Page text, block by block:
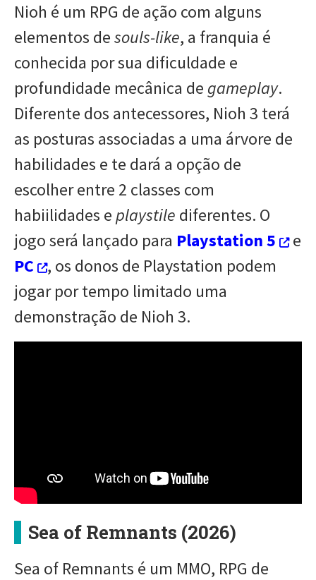
Nioh é um RPG de ação com alguns
elementos desouls-like, a franquia é
conhecida por sua dificuldade e
profundidade mecânica de gameplay.
Diferente dos antecessores, Nioh 3 terá
as posturas associadas a uma árvore de
habilidades e te dará a opção de
escolher entre 2 classes com
habiilidades eplaystile diferentes. O
jogo será lançado para Playstation 5
e
PC
, os donos de Playstation podem
jogar por tempo limitado uma
demonstração de Nioh 3.
Sea of Remnants (2026)
Sea of Remnants é um MMO, RPG de